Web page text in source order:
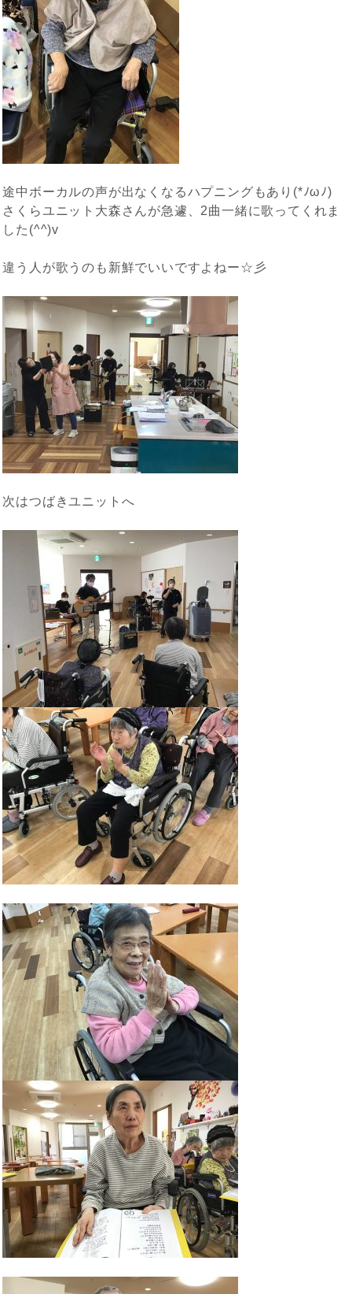
途中ボーカルの声が出なくなるハプニングもあり(*ﾉωﾉ)
さくらユニット大森さんが急遽、2曲一緒に歌ってくれま
した(^^)v
違う人が歌うのも新鮮でいいですよねー☆彡
次はつばきユニットへ